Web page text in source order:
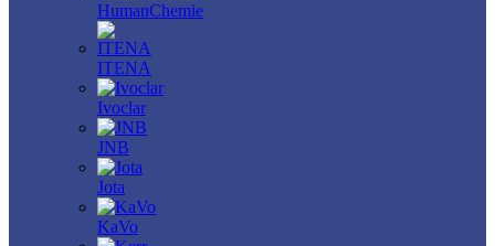
HumanChemie
ITENA
Ivoclar
JNB
Jota
KaVo